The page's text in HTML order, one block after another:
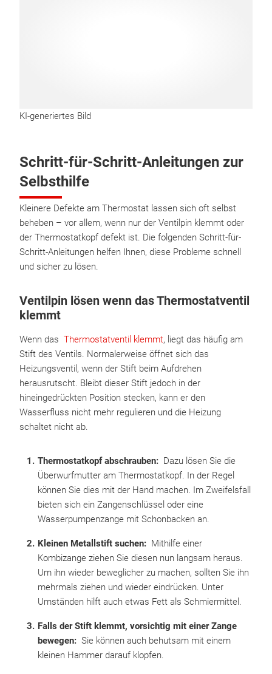
KI-generiertes Bild
Schritt-für-Schritt-Anleitungen zur
Selbsthilfe
Kleinere Defekte am Thermostat lassen sich oft selbst
beheben – vor allem, wenn nur der Ventilpin klemmt oder
der Thermostatkopf defekt ist. Die folgenden Schritt-für-
Schritt-Anleitungen helfen Ihnen, diese Probleme schnell
und sicher zu lösen.
Ventilpin lösen wenn das Thermostatventil
klemmt
Wenn das Thermostatventil klemmt, liegt das häufig am
Stift des Ventils. Normalerweise öffnet sich das
Heizungsventil, wenn der Stift beim Aufdrehen
herausrutscht. Bleibt dieser Stift jedoch in der
hineingedrückten Position stecken, kann er den
Wasserfluss nicht mehr regulieren und die Heizung
schaltet nicht ab.
Thermostatkopf abschrauben: Dazu lösen Sie die
Überwurfmutter am Thermostatkopf. In der Regel
können Sie dies mit der Hand machen. Im Zweifelsfall
bieten sich ein Zangenschlüssel oder eine
Wasserpumpenzange mit Schonbacken an.
Kleinen Metallstift suchen: Mithilfe einer
Kombizange ziehen Sie diesen nun langsam heraus.
Um ihn wieder beweglicher zu machen, sollten Sie ihn
mehrmals ziehen und wieder eindrücken. Unter
Umständen hilft auch etwas Fett als Schmiermittel.
Falls der Stift klemmt, vorsichtig mit einer Zange
bewegen: Sie können auch behutsam mit einem
kleinen Hammer darauf klopfen.